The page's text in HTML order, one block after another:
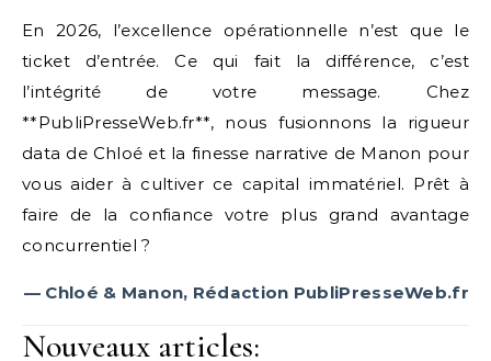
En 2026, l’excellence opérationnelle n’est que le
ticket d’entrée. Ce qui fait la différence, c’est
l’intégrité de votre message. Chez
**PubliPresseWeb.fr**, nous fusionnons la rigueur
data de Chloé et la finesse narrative de Manon pour
vous aider à cultiver ce capital immatériel. Prêt à
faire de la confiance votre plus grand avantage
concurrentiel ?
— Chloé & Manon, Rédaction PubliPresseWeb.fr
Nouveaux articles: